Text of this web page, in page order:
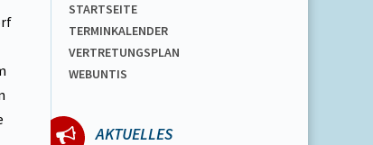
STARTSEITE
TERMINKALENDER
VERTRETUNGSPLAN
WEBUNTIS
AKTUELLES